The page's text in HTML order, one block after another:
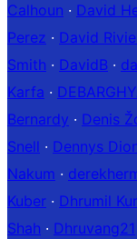
Calhoun · David
Perez · David
Smith · DavidB ·
Karfa ·
Bernardy · Denis
Snell · Dennys
Nakum ·
Kuber · Dhrumil
Shah · Dhruvang21